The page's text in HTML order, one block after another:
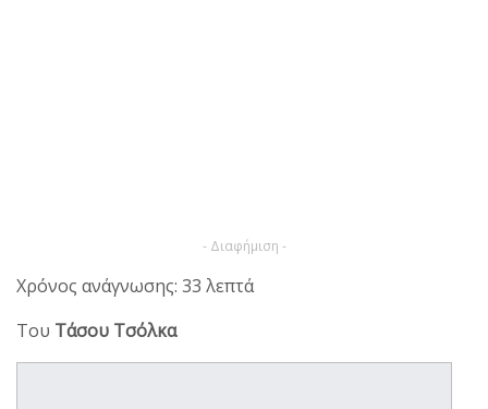
- Διαφήμιση -
Χρόνος ανάγνωσης: 33 λεπτά
Του Τάσου Τσόλκα